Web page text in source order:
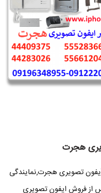
هجرت
تصویری هجرت,نمایندگی
فروش ایفون تصویری